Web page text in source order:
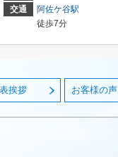
交通
阿佐ケ谷駅
徒歩7分
挨拶 お客様の声